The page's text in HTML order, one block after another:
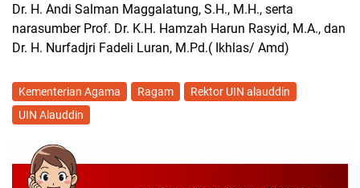
Dr. H. Andi Salman Maggalatung, S.H., M.H., serta
narasumber Prof. Dr. K.H. Hamzah Harun Rasyid, M.A., dan
Dr. H. Nurfadjri Fadeli Luran, M.Pd.( Ikhlas/ Amd)
Kementerian Agama Ragam
Rektor UIN alauddin
UIN Alauddin